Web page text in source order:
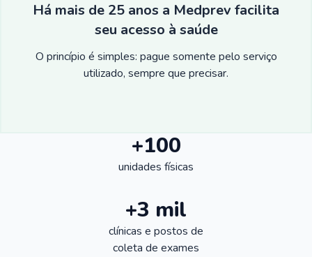
Há mais de 25 anos a Medprev facilita
seu acesso à saúde
O princípio é simples: pague somente pelo serviço
utilizado, sempre que precisar.
+100
unidades físicas
+3 mil
clínicas e postos de
coleta de exames